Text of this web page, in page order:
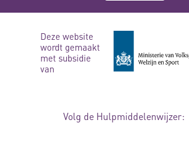
Deze website
wordt gemaakt
met subsidie
van
Volg de Hulpmiddelenwijzer: